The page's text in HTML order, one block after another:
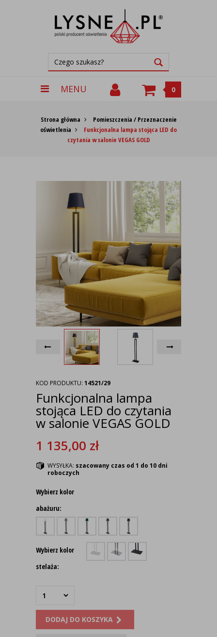
MENU 0
Strona główna
Pomieszczenia / Przeznaczenie
oświetlenia
Funkcjonalna lampa stojąca LED do
czytania w salonie VEGAS GOLD
KOD PRODUKTU: 14521/29
Funkcjonalna lampa
stojąca LED do czytania
w salonie VEGAS GOLD
1 135,00 zł
WYSYŁKA: szacowany czas od 1 do 10 dni
roboczych
Wybierz kolor
abażuru:
Wybierz kolor
stelaża:
DODAJ DO KOSZYKA